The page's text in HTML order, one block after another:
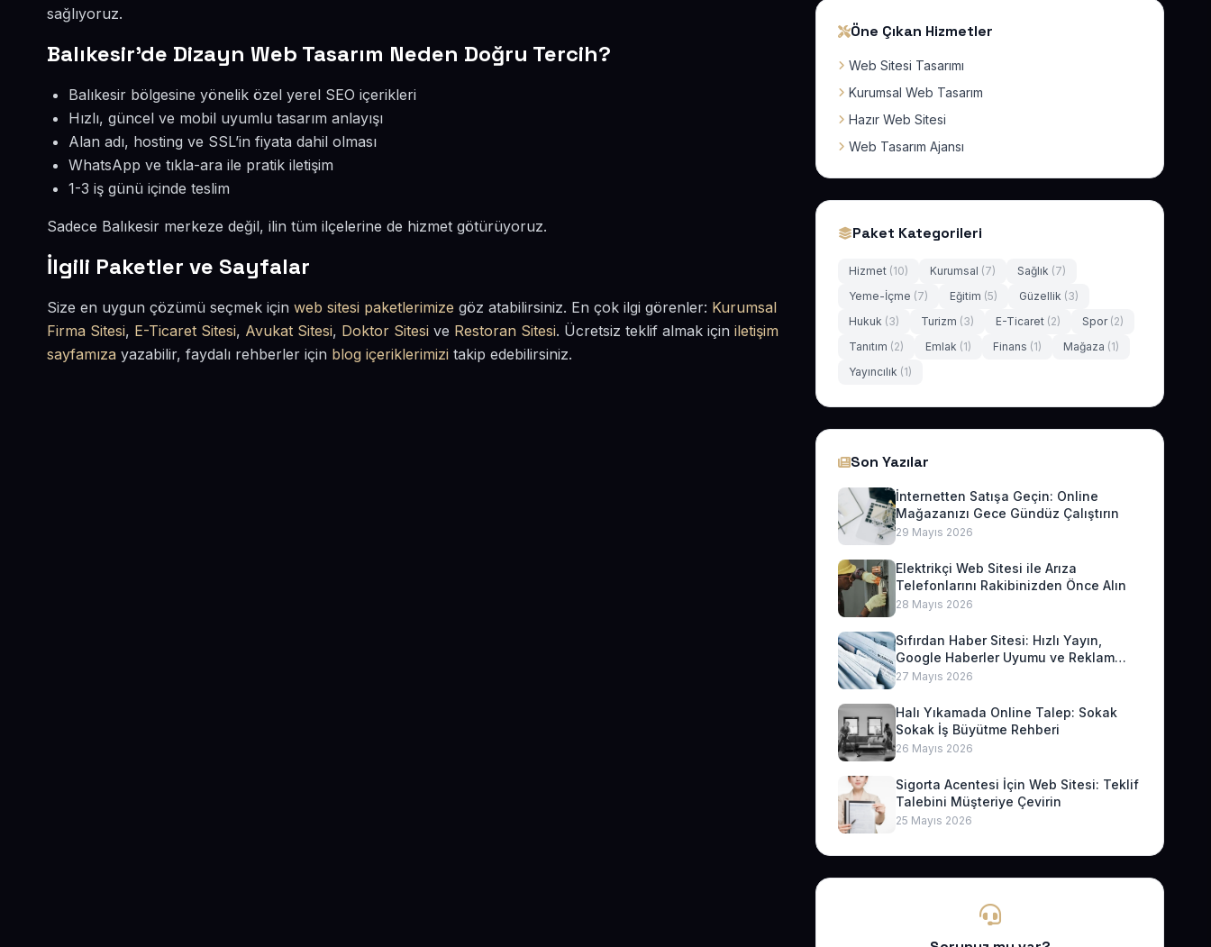
sağlıyoruz.
Balıkesir’de Dizayn Web Tasarım Neden Doğru Tercih?
Balıkesir bölgesine yönelik özel yerel SEO içerikleri
Hızlı, güncel ve mobil uyumlu tasarım anlayışı
Alan adı, hosting ve SSL’in fiyata dahil olması
WhatsApp ve tıkla-ara ile pratik iletişim
1-3 iş günü içinde teslim
Sadece Balıkesir merkeze değil, ilin tüm ilçelerine de hizmet götürüyoruz.
İlgili Paketler ve Sayfalar
Size en uygun çözümü seçmek için web sitesi paketlerimize göz atabilirsiniz. En çok ilgi görenler: Kurumsal
Firma Sitesi, E-Ticaret Sitesi, Avukat Sitesi, Doktor Sitesi ve Restoran Sitesi. Ücretsiz teklif almak için iletişim
sayfamıza yazabilir, faydalı rehberler için blog içeriklerimizi takip edebilirsiniz.
Öne Çıkan Hizmetler
Web Sitesi Tasarımı
Kurumsal Web Tasarım
Hazır Web Sitesi
Web Tasarım Ajansı
Paket Kategorileri
Hizmet (10) Kurumsal (7) Sağlık (7)
Yeme-İçme (7) Eğitim (5) Güzellik (3)
Hukuk (3) Turizm (3) E-Ticaret (2) Spor (2)
Tanıtım (2) Emlak (1) Finans (1) Mağaza (1)
Yayıncılık (1)
Son Yazılar
İnternetten Satışa Geçin: Online
Mağazanızı Gece Gündüz Çalıştırın
29 Mayıs 2026
Elektrikçi Web Sitesi ile Arıza
Telefonlarını Rakibinizden Önce Alın
28 Mayıs 2026
Sıfırdan Haber Sitesi: Hızlı Yayın,
Google Haberler Uyumu ve Reklam
Geliri
27 Mayıs 2026
Halı Yıkamada Online Talep: Sokak
Sokak İş Büyütme Rehberi
26 Mayıs 2026
Sigorta Acentesi İçin Web Sitesi: Teklif
Talebini Müşteriye Çevirin
25 Mayıs 2026